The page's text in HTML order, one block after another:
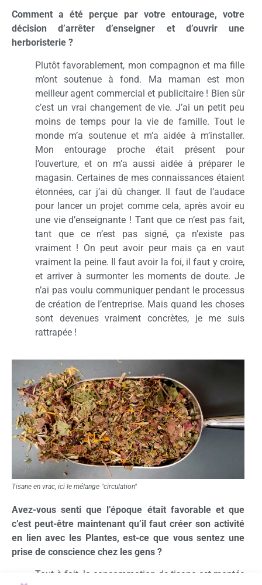
Comment a été perçue par votre entourage, votre
décision d’arrêter d’enseigner et d’ouvrir une
herboristerie ?
Plutôt favorablement, mon compagnon et ma fille
m’ont soutenue à fond. Ma maman est mon
meilleur agent commercial et publicitaire ! Bien sûr
c’est un vrai changement de vie. J’ai un petit peu
moins de temps pour la vie de famille. Tout le
monde m’a soutenue et m’a aidée à m’installer.
Mon entourage proche était présent pour
l’ouverture, et on m’a aussi aidée à préparer le
magasin. Certaines de mes connaissances étaient
étonnées, car j’ai dû changer. Il faut de l’audace
pour lancer un projet comme cela, après avoir eu
une vie d’enseignante ! Tant que ce n’est pas fait,
tant que ce n’est pas signé, ça n’existe pas
vraiment ! On peut avoir peur mais ça en vaut
vraiment la peine. Il faut avoir la foi, il faut y croire,
et arriver à surmonter les moments de doute. Je
n’ai pas voulu communiquer pendant le processus
de création de l’entreprise. Mais quand les choses
sont devenues vraiment concrètes, je me suis
rattrapée !
Tisane en vrac, ici le mélange "circulation"
Avez-vous senti que l’époque était favorable et que
c’est peut-être maintenant qu’il faut créer son activité
en lien avec les Plantes, est-ce que vous sentez une
prise de conscience chez les gens ?
Tout à fait, la consommation de tisane est montée